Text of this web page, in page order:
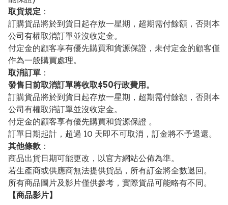
取貨規定 ：
訂購貨品將於到貨日起存放一星期，超期需付餘額，否則本
公司有權取消訂單並沒收定金。
付定金的顧客享有優先購買和貨源保證，未付定金的顧客僅
作為一般購買處理。
取消訂單 ：
發售日前取消訂單將收取$50行政費用。
訂購貨品將於到貨日起存放一星期，超期需付餘額，否則本
公司有權取消訂單並沒收定金。
付定金的顧客享有優先購買和貨源保證 。
訂單日期起計，超過 10 天即不可取消，訂金將不予退還。
其他條款 ：
商品出貨日期可能更改，以官方網站公佈為準。
若生產商或供應商無法提供貨品，所有訂金將全數退回。
所有商品圖片及影片僅供參考，實際貨品可能略有不同。
【商品影片】